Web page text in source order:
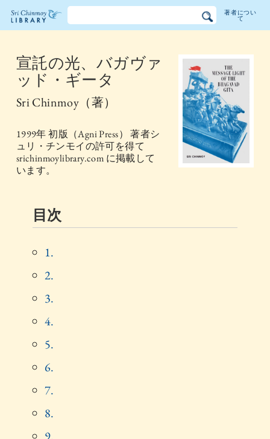
シュ
リ・
チン
モイ
図書
館
著者につい
て
宣託の光、バガヴァ
ッド・ギータ
Sri Chinmoy （著）
1999年 初版（Agni Press） 著者シ
ュリ・チンモイの許可を得て
srichinmoylibrary.com に掲載して
います。
目次
1.
2.
3.
4.
5.
6.
7.
8.